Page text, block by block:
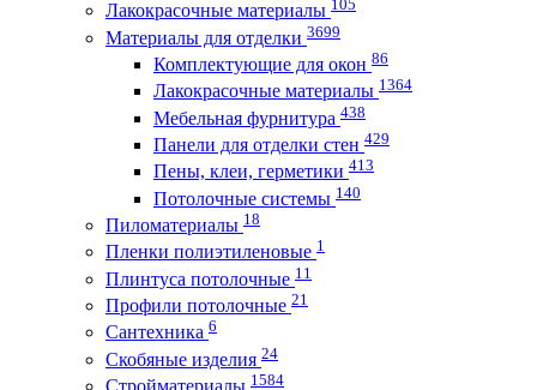
Лакокрасочные материалы 105
Материалы для отделки 3699
Комплектующие для окон 86
Лакокрасочные материалы 1364
Мебельная фурнитура 438
Панели для отделки стен 429
Пены, клеи, герметики 413
Потолочные системы 140
Пиломатериалы 18
Пленки полиэтиленовые 1
Плинтуса потолочные 11
Профили потолочные 21
Сантехника 6
Скобяные изделия 24
Стройматериалы 1584